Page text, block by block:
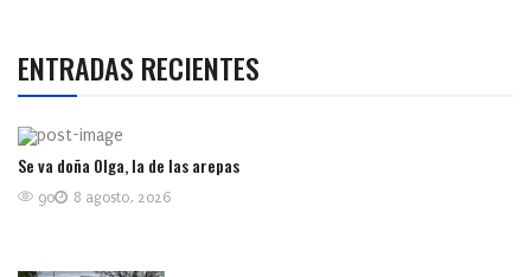
ENTRADAS RECIENTES
Se va doña Olga, la de las arepas
8 agosto, 2026
90